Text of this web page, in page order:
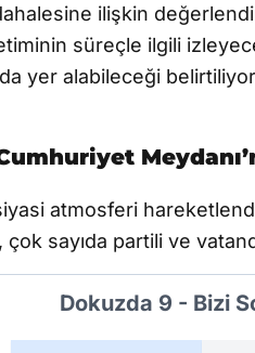
ilişkin
süreçle ilgili
yer alabileceği
atmosferi
sayıda partili ve
Dokuzda 9 - Bizi